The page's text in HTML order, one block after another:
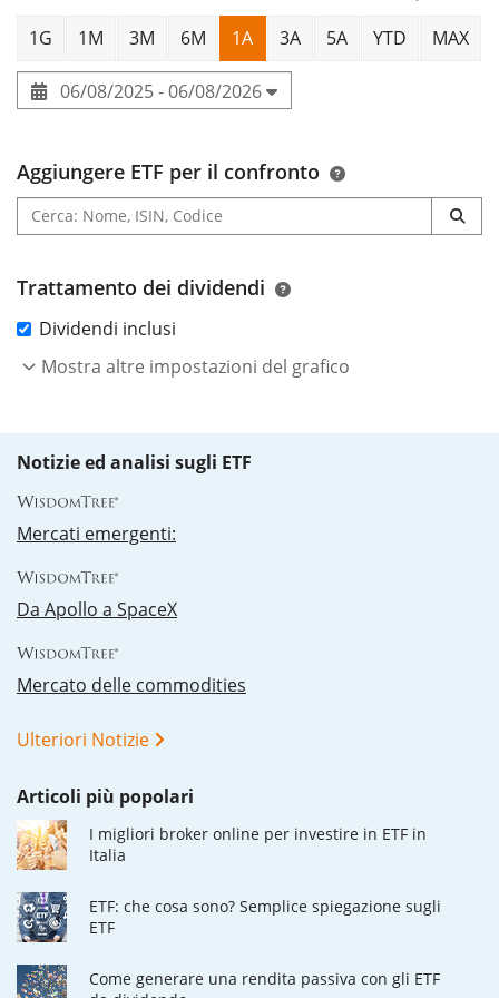
1G 1M 3M 6M 1A 3A 5A YTD MAX
06/08/2025 - 06/08/2026
Aggiungere ETF per il confronto
Trattamento dei dividendi
Dividendi inclusi
Mostra altre impostazioni del grafico
Notizie ed analisi sugli ETF
Mercati emergenti:
Da Apollo a SpaceX
Mercato delle commodities
Ulteriori Notizie
Articoli più popolari
I migliori broker online per investire in ETF in
Italia
ETF: che cosa sono? Semplice spiegazione sugli
ETF
Come generare una rendita passiva con gli ETF